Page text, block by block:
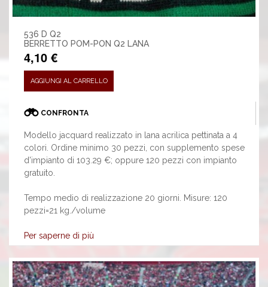
536 D Q2
BERRETTO POM-PON Q2 LANA
4,10 €
AGGIUNGI AL CARRELLO
CONFRONTA
Modello jacquard realizzato in lana acrilica pettinata a 4
colori. Ordine minimo 30 pezzi, con supplemento spese
d'impianto di 103.29 €; oppure 120 pezzi con impianto
gratuito.
Tempo medio di realizzazione 20 giorni. Misure: 120
pezzi=21 kg./volume
Per saperne di più